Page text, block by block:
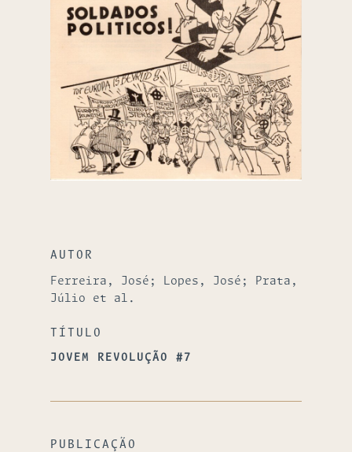
AUTOR
Ferreira, José; Lopes, José; Prata,
Júlio et al.
TÍTULO
JOVEM REVOLUÇÃO #7
PUBLICAÇÃO